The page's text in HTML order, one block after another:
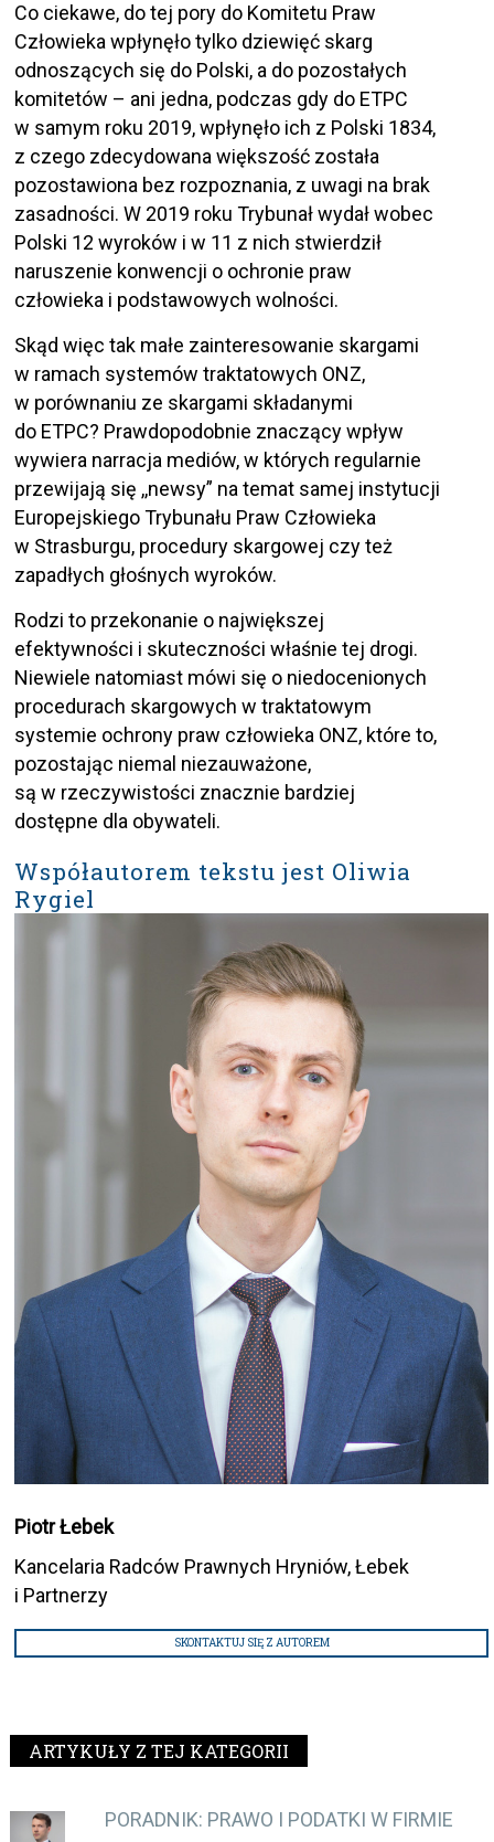
Co ciekawe, do tej pory do Komitetu Praw
Człowieka wpłynęło tylko dziewięć skarg
odnoszących się do Polski, a do pozostałych
komitetów – ani jedna, podczas gdy do ETPC
w samym roku 2019, wpłynęło ich z Polski 1834,
z czego zdecydowana większość została
pozostawiona bez rozpoznania, z uwagi na brak
zasadności. W 2019 roku Trybunał wydał wobec
Polski 12 wyroków i w 11 z nich stwierdził
naruszenie konwencji o ochronie praw
człowieka i podstawowych wolności.
Skąd więc tak małe zainteresowanie skargami
w ramach systemów traktatowych ONZ,
w porównaniu ze skargami składanymi
do ETPC? Prawdopodobnie znaczący wpływ
wywiera narracja mediów, w których regularnie
przewijają się ,,newsy” na temat samej instytucji
Europejskiego Trybunału Praw Człowieka
w Strasburgu, procedury skargowej czy też
zapadłych głośnych wyroków.
Rodzi to przekonanie o największej
efektywności i skuteczności właśnie tej drogi.
Niewiele natomiast mówi się o niedocenionych
procedurach skargowych w traktatowym
systemie ochrony praw człowieka ONZ, które to,
pozostając niemal niezauważone,
są w rzeczywistości znacznie bardziej
dostępne dla obywateli.
Współautorem tekstu jest Oliwia
Rygiel
Piotr Łebek
Kancelaria Radców Prawnych Hryniów, Łebek
i Partnerzy
SKONTAKTUJ SIĘ Z AUTOREM
ARTYKUŁY Z TEJ KATEGORII
PORADNIK: PRAWO I PODATKI W FIRMIE